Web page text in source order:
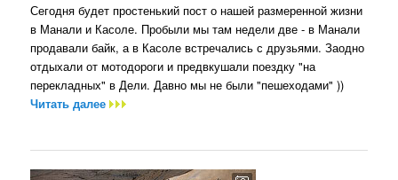
Сегодня будет простенький пост о нашей размеренной жизни
в Манали и Касоле. Пробыли мы там недели две - в Манали
продавали байк, а в Касоле встречались с друзьями. Заодно
отдыхали от мотодороги и предвкушали поездку "на
перекладных" в Дели. Давно мы не были "пешеходами" ))
Читать далее